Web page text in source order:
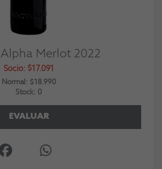
Merlot 2022
Socio: $17.091
Normal: $18.990
Stock: 0
EVALUAR